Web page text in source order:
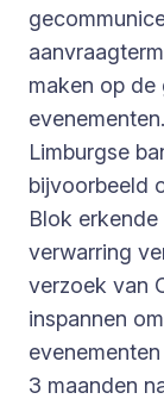
maken op
Limburgse
bijvoorbeeld
Blok
verwarring
verzoek van
inspannen
3 maanden